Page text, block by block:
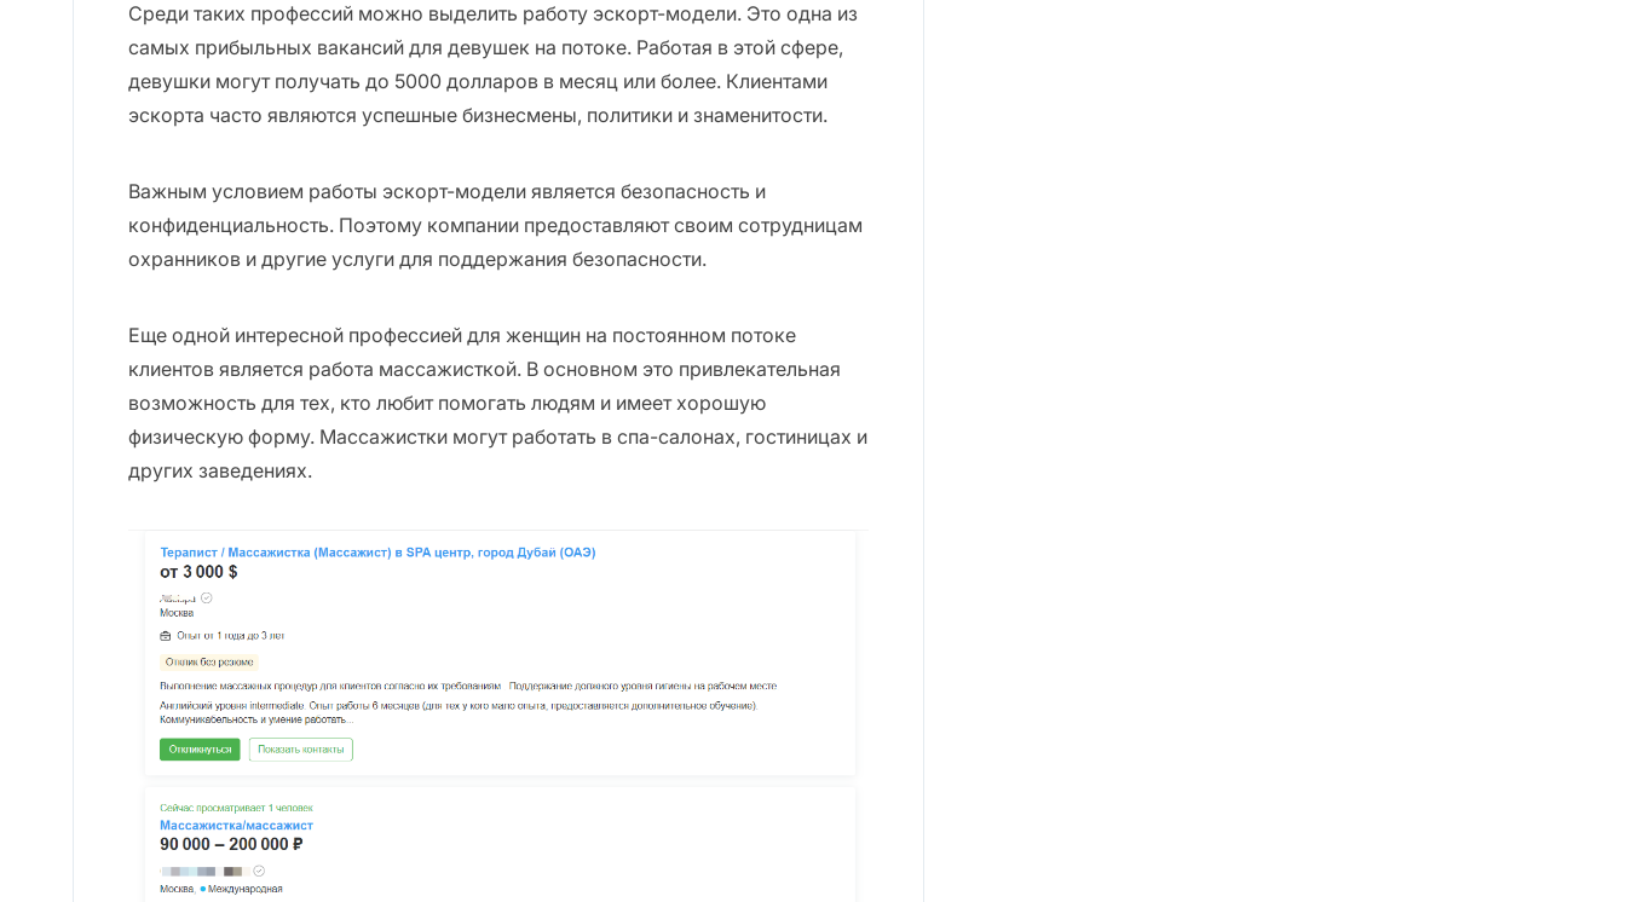
Среди таких профессий можно выделить работу эскорт-модели. Это одна из
самых прибыльных вакансий для девушек на потоке. Работая в этой сфере,
девушки могут получать до 5000 долларов в месяц или более. Клиентами
эскорта часто являются успешные бизнесмены, политики и знаменитости.
Важным условием работы эскорт-модели является безопасность и
конфиденциальность. Поэтому компании предоставляют своим сотрудницам
охранников и другие услуги для поддержания безопасности.
Еще одной интересной профессией для женщин на постоянном потоке
клиентов является работа массажисткой. В основном это привлекательная
возможность для тех, кто любит помогать людям и имеет хорошую
физическую форму. Массажистки могут работать в спа-салонах, гостиницах и
других заведениях.